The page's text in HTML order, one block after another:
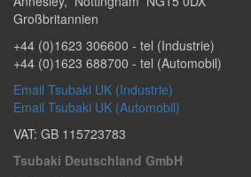
Großbritannien​
+44 (0)1623 306600 - tel (Industrie)
+44 (0)1623 688700 - tel (Automobil)
Email Tsubaki UK (Industrie)
Email Tsubaki UK (Automobil)
VAT: GB 115723783
Tsubaki Deutschland GmbH